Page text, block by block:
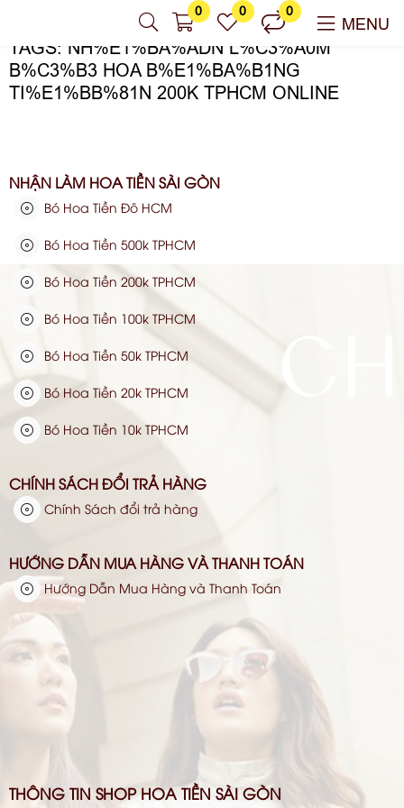
0 0 0
MENU
TAGS: NH%E1%BA%ADN L%C3%A0M
B%C3%B3 HOA B%E1%BA%B1NG
TI%E1%BB%81N 200K TPHCM ONLINE
THÔNG TIN SHOP HOA TIỀN SÀI GÒN
NHẬN LÀM HOA TIỀN SÀI GÒN
Bó Hoa Tiền Đô HCM
Bó Hoa Tiền 500k TPHCM
Bó Hoa Tiền 200k TPHCM
Bó Hoa Tiền 100k TPHCM
Bó Hoa Tiền 50k TPHCM
Bó Hoa Tiền 20k TPHCM
Bó Hoa Tiền 10k TPHCM
CHÍNH SÁCH ĐỔI TRẢ HÀNG
Chính Sách đổi trả hàng
HƯỚNG DẪN MUA HÀNG VÀ THANH TOÁN
Hướng Dẫn Mua Hàng và Thanh Toán